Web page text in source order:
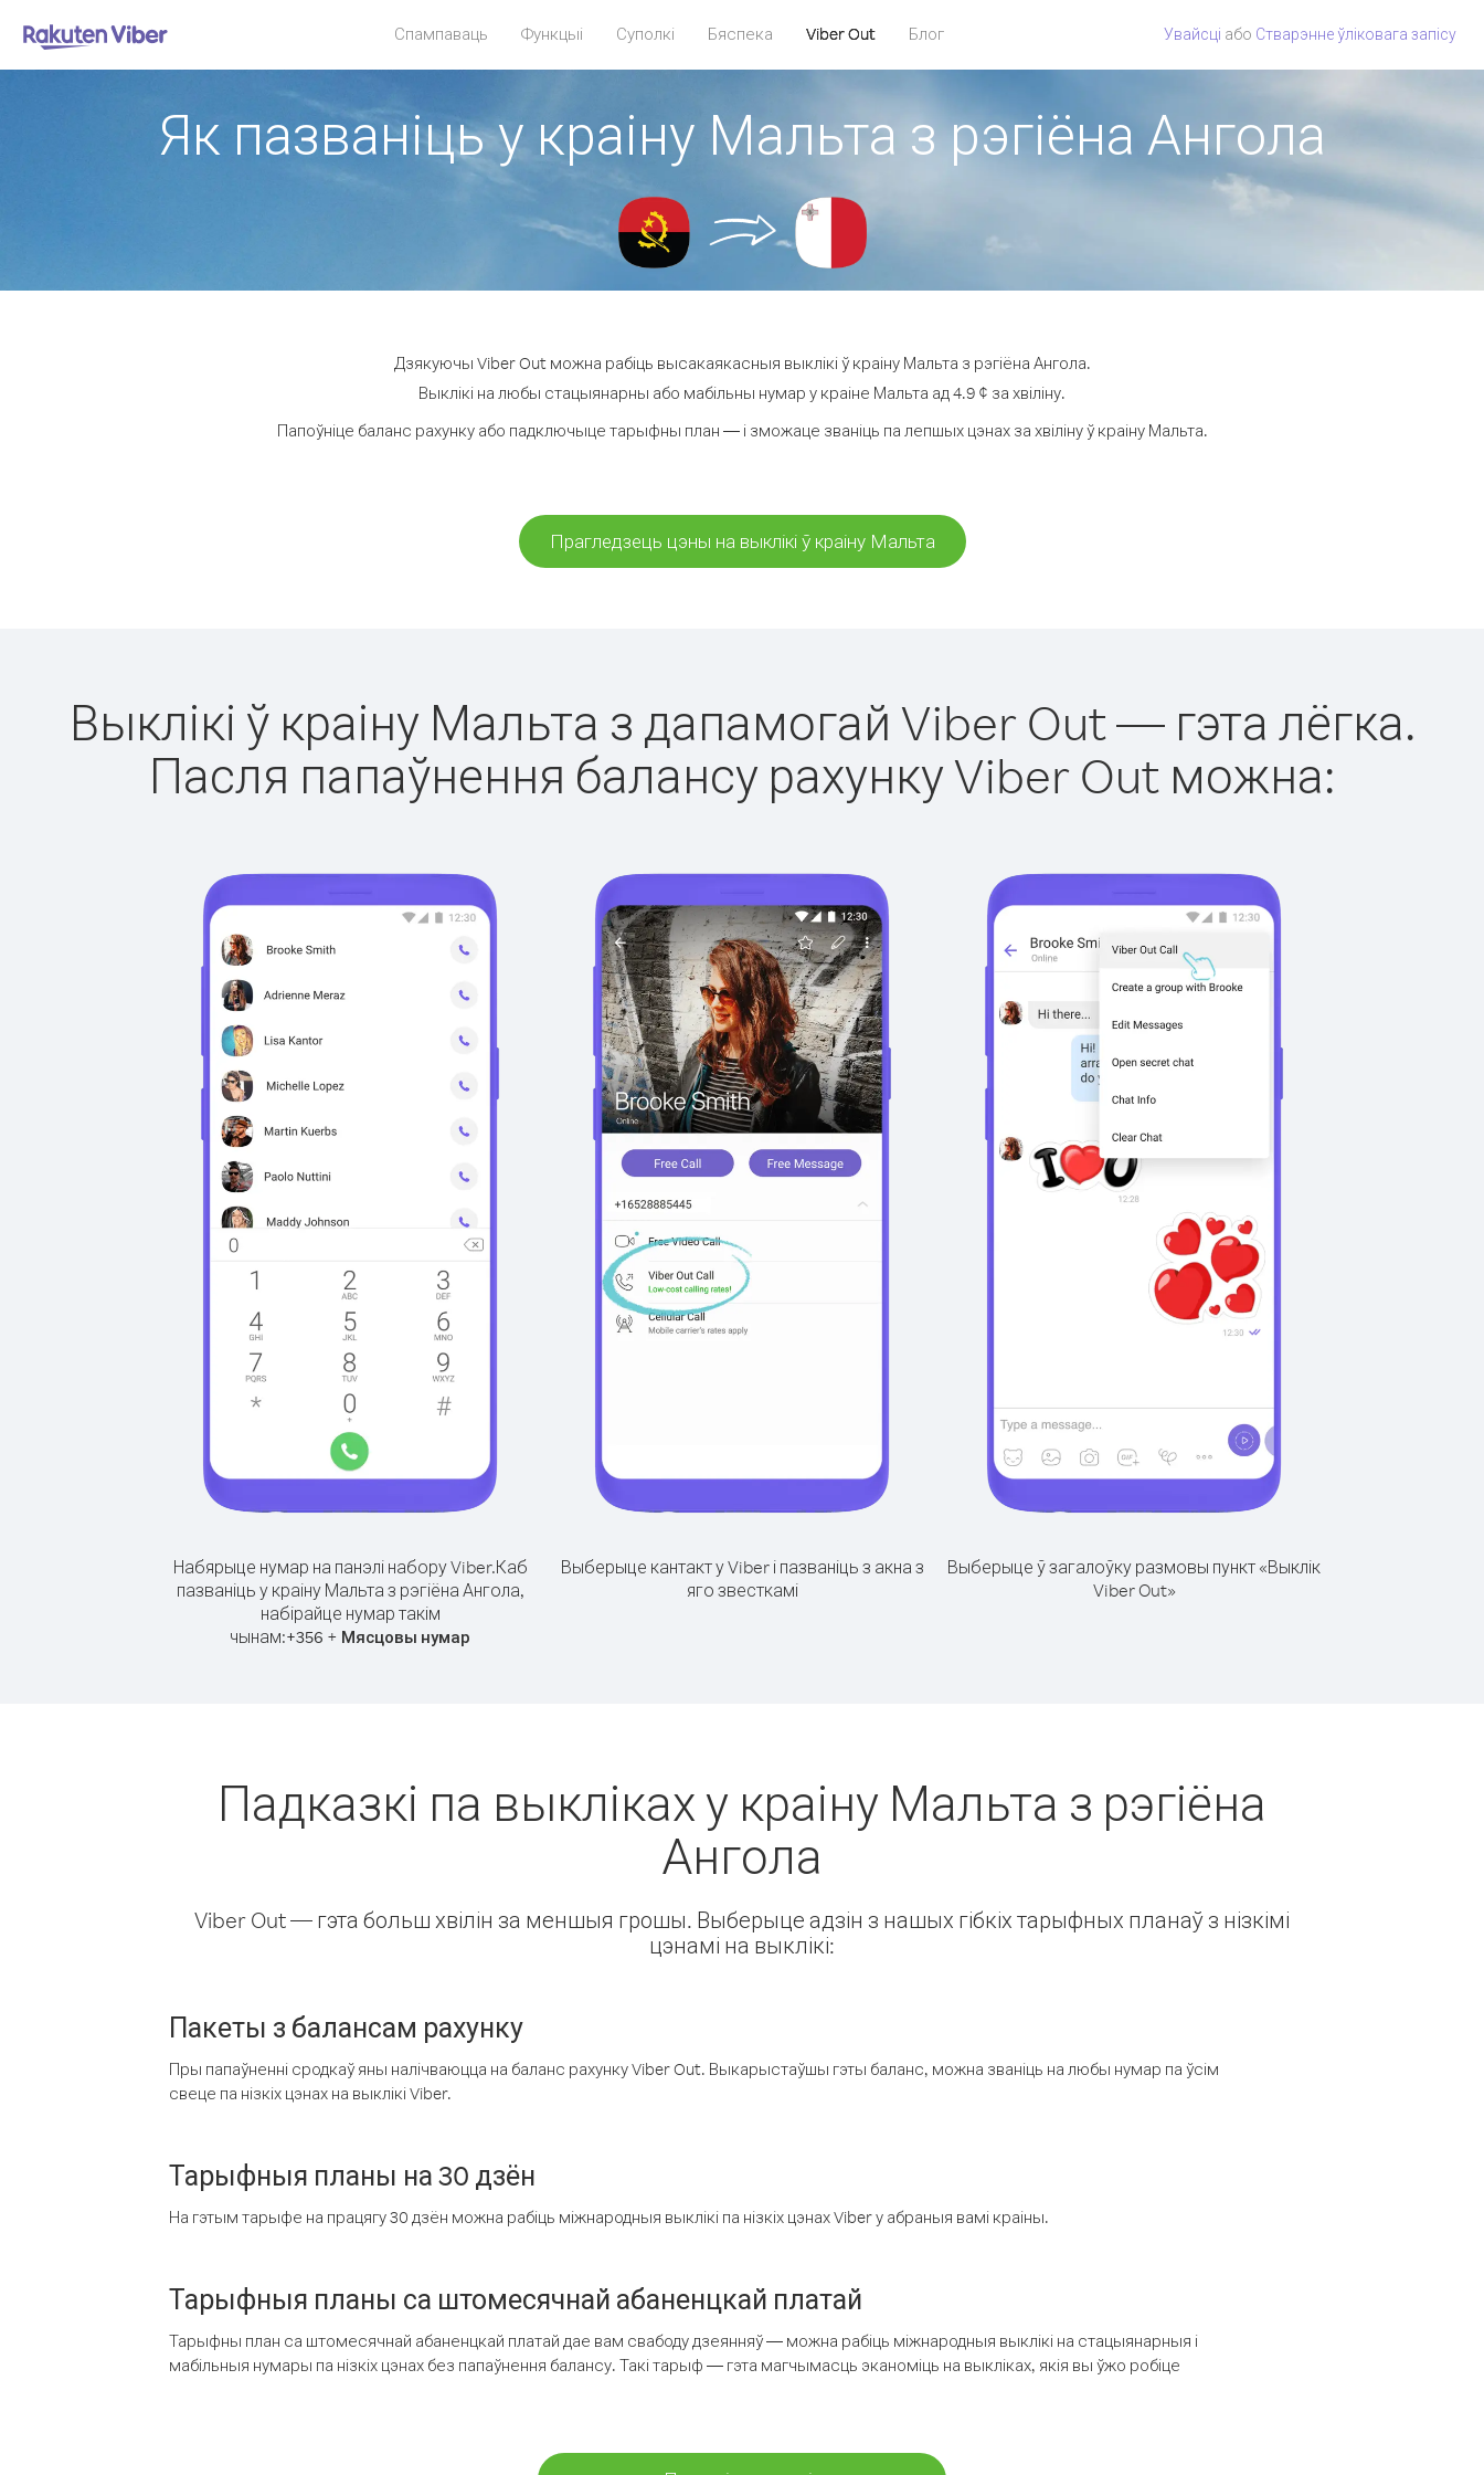
Спампаваць Функцыі Суполкі Бяспека Viber Out Блог Увайсці або Стварэнне ўліковага запісу
Як пазваніць у краіну Мальта з рэгіёна Ангола
Дзякуючы Viber Out можна рабіць высакаякасныя выклікі ў краіну Мальта з рэгіёна Ангола.
Выклікі на любы стацыянарны або мабільны нумар у краіне Мальта ад 4.9 ¢ за хвіліну.
Папоўніце баланс рахунку або падключыце тарыфны план — і зможаце званіць па лепшых цэнах за хвіліну ў краіну Мальта.
Прагледзець цэны на выклікі ў краіну Мальта
Выклікі ў краіну Мальта з дапамогай Viber Out — гэта лёгка.
Пасля папаўнення балансу рахунку Viber Out можна:
Набярыце нумар на панэлі набору Viber.Каб
пазваніць у краіну Мальта з рэгіёна Ангола,
набірайце нумар такім
чынам:+356 + Мясцовы нумар
Выберыце кантакт у Viber і пазваніць з акна з
яго звесткамі
Выберыце ў загалоўку размовы пункт «Выклік
Viber Out»
Падказкі па выкліках у краіну Мальта з рэгіёна
Ангола
Viber Out — гэта больш хвілін за меншыя грошы. Выберыце адзін з нашых гібкіх тарыфных планаў з нізкімі
цэнамі на выклікі:
Пакеты з балансам рахунку
Пры папаўненні сродкаў яны налічваюцца на баланс рахунку Viber Out. Выкарыстаўшы гэты баланс, можна званіць на любы нумар па ўсім
свеце па нізкіх цэнах на выклікі Viber.
Тарыфныя планы на 30 дзён
На гэтым тарыфе на працягу 30 дзён можна рабіць міжнародныя выклікі па нізкіх цэнах Viber у абраныя вамі краіны.
Тарыфныя планы са штомесячнай абаненцкай платай
Тарыфны план са штомесячнай абаненцкай платай дае вам свабоду дзеянняў — можна рабіць міжнародныя выклікі на стацыянарныя і
мабільныя нумары па нізкіх цэнах без папаўнення балансу. Такі тарыф — гэта магчымасць эканоміць на выкліках, якія вы ўжо робіце